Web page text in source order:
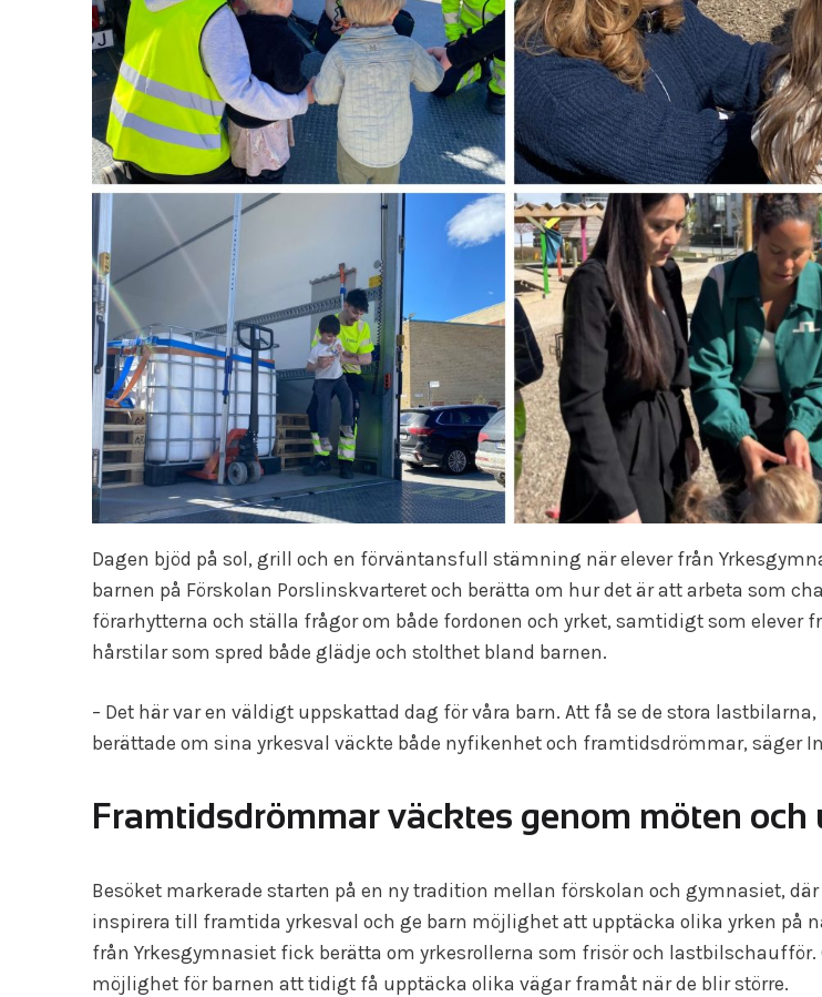
Dagen bjöd på sol, grill och en förväntansfull stämning när elever från
barnen på Förskolan Porslinskvarteret och berätta om hur det är att arbeta som
förarhytterna och ställa frågor om både fordonen och yrket, samtidigt som
hårstilar som spred både glädje och stolthet bland barnen.
– Det här var en väldigt uppskattad dag för våra barn. Att få se de stora
berättade om sina yrkesval väckte både nyfikenhet och framtidsdrömmar, säger
Framtidsdrömmar väcktes genom möten och
Besöket markerade starten på en ny tradition mellan förskolan och gymnasiet,
inspirera till framtida yrkesval och ge barn möjlighet att upptäcka olika yrken på
från Yrkesgymnasiet fick berätta om yrkesrollerna som frisör och
möjlighet för barnen att tidigt få upptäcka olika vägar framåt när de blir större.